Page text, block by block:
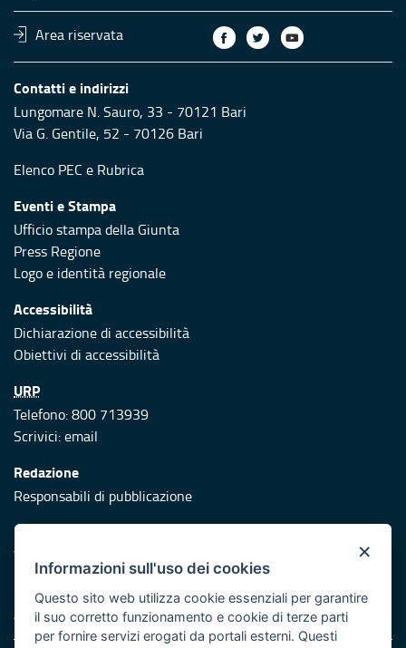
Area riservata
Contatti e indirizzi
Lungomare N. Sauro, 33 - 70121 Bari
Via G. Gentile, 52 - 70126 Bari
Elenco PEC e Rubrica
Eventi e Stampa
Ufficio stampa della Giunta
Press Regione
Logo e identità regionale
Accessibilità
Dichiarazione di accessibilità
Obiettivi di accessibilità
URP
Telefono: 800 713939
Scrivici:email
Redazione
Responsabili di pubblicazione
Protezione civile
Vai al sito di Protezione Civile Puglia
Iniziativa finanziata con risorse del POR Puglia 2014/2020 -
Asse XI
×
Informazioni sull'uso dei cookies
Questo sito web utilizza cookie essenziali per garantire
il suo corretto funzionamento e cookie di terze parti
per fornire servizi erogati da portali esterni. Questi